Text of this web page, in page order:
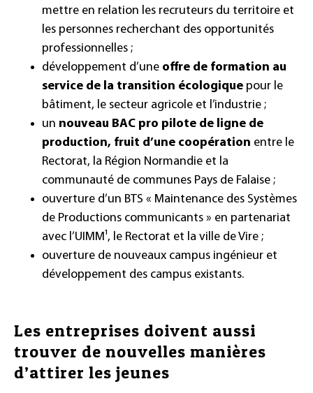
mettre en relation les recruteurs du territoire et
les personnes recherchant des opportunités
professionnelles ;
développement d’une offre de formation au
service de la transition écologique pour le
bâtiment, le secteur agricole et l’industrie ;
un nouveau BAC pro pilote de ligne de
production, fruit d’une coopération entre le
Rectorat, la Région Normandie et la
communauté de communes Pays de Falaise ;
ouverture d’un BTS « Maintenance des Systèmes
de Productions communicants » en partenariat
avec l’UIMM¹, le Rectorat et la ville de Vire ;
ouverture de nouveaux campus ingénieur et
développement des campus existants.
Les entreprises doivent aussi
trouver de nouvelles manières
d’attirer les jeunes